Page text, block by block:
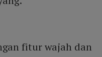
fitur wajah dan